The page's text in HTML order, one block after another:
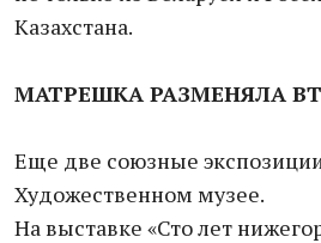
Казахстана.
МАТРЕШКА РАЗМЕНЯЛА
Еще две союзные
Художественном музее.
На выставке «Сто лет